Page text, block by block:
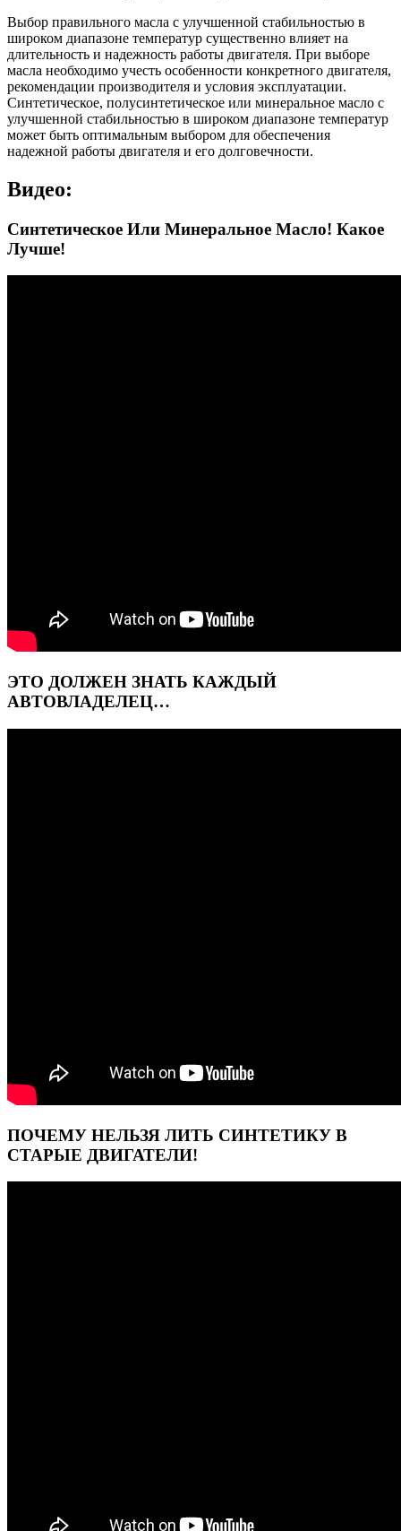
Выбор правильного масла с улучшенной стабильностью в
широком диапазоне температур существенно влияет на
длительность и надежность работы двигателя. При выборе
масла необходимо учесть особенности конкретного двигателя,
рекомендации производителя и условия эксплуатации.
Синтетическое, полусинтетическое или минеральное масло с
улучшенной стабильностью в широком диапазоне температур
может быть оптимальным выбором для обеспечения
надежной работы двигателя и его долговечности.
Видео:
Синтетическое Или Минеральное Масло! Какое
Лучше!
ЭТО ДОЛЖЕН ЗНАТЬ КАЖДЫЙ
АВТОВЛАДЕЛЕЦ…
ПОЧЕМУ НЕЛЬЗЯ ЛИТЬ СИНТЕТИКУ В
СТАРЫЕ ДВИГАТЕЛИ!